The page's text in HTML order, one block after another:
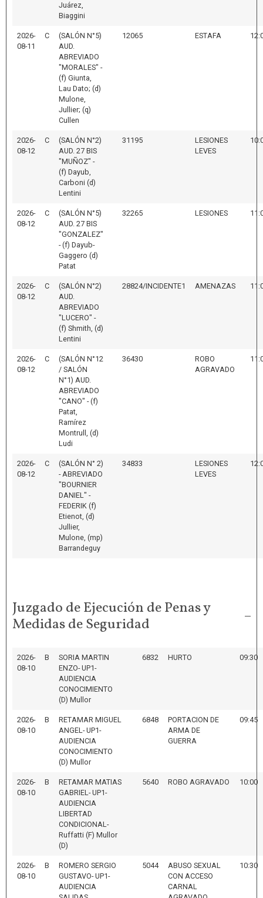
Juárez,
Biaggini
2026-
08-11
C
(SALÓN N°5)
AUD.
ABREVIADO
"MORALES" -
(f) Giunta,
Lau Dato; (d)
Mulone,
Jullier; (q)
Cullen
12065 ESTAFA
2026-
08-12
C
(SALÓN N°2)
AUD. 27 BIS
"MUÑOZ" -
(f) Dayub,
Carboni (d)
Lentini
31195
LESIONES
LEVES
2026-
08-12
C
(SALÓN N°5)
AUD. 27 BIS
"GONZALEZ"
- (f) Dayub-
Gaggero (d)
Patat
32265 LESIONES
2026-
08-12
C
(SALÓN N°2)
AUD.
ABREVIADO
"LUCERO" -
(f) Shmith, (d)
Lentini
28824/INCIDENTE1 AMENAZAS
2026-
08-12
C
(SALÓN N°12
/ SALÓN
N°1) AUD.
ABREVIADO
"CANO" - (f)
Patat,
Ramírez
Montrull, (d)
Ludi
36430
ROBO
AGRAVADO
2026-
08-12
C
(SALÓN N° 2)
- ABREVIADO
"BOURNIER
DANIEL" -
FEDERIK (f)
Etienot, (d)
Jullier,
Mulone, (mp)
Barrandeguy
34833
LESIONES
LEVES
Juzgado de Ejecución de Penas y
Medidas de Seguridad
2026-
08-10
B
SORIA MARTIN
ENZO- UP1-
AUDIENCIA
CONOCIMIENTO
(D) Mullor
6832 HURTO 09:30
2026-
08-10
B
RETAMAR MIGUEL
ANGEL- UP1-
AUDIENCIA
CONOCIMIENTO
(D) Mullor
6848
PORTACION DE
ARMA DE
GUERRA
09:45
2026-
08-10
B
RETAMAR MATIAS
GABRIEL- UP1-
AUDIENCIA
LIBERTAD
CONDICIONAL-
Ruffatti (F) Mullor
(D)
5640 ROBO AGRAVADO 10:00
2026-
08-10
B
ROMERO SERGIO
GUSTAVO- UP1-
AUDIENCIA
5044
ABUSO SEXUAL
CON ACCESO
CARNAL
10:30